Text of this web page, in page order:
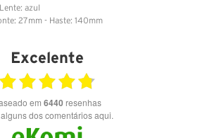
azul
27mm - Haste: 140mm
Excelente
em 6440 resenhas
alguns dos comentários aqui.